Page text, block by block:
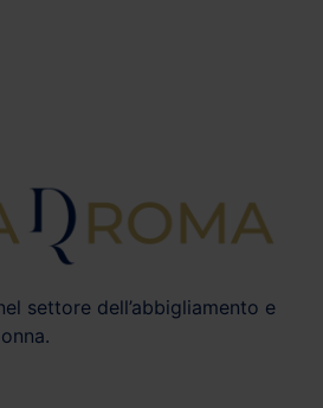
settore dell’abbigliamento e